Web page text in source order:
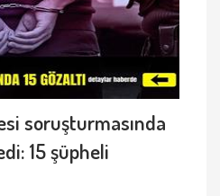
soruşturmasında
15 şüpheli